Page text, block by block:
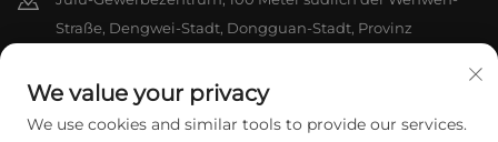
Straße, Dengwei-Stadt, Dongguan-Stadt, Provinz
+86-18802602550
We value your privacy
We use cookies and similar tools to provide our services.